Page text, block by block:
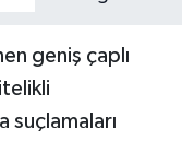
geniş çaplı
suçlamaları